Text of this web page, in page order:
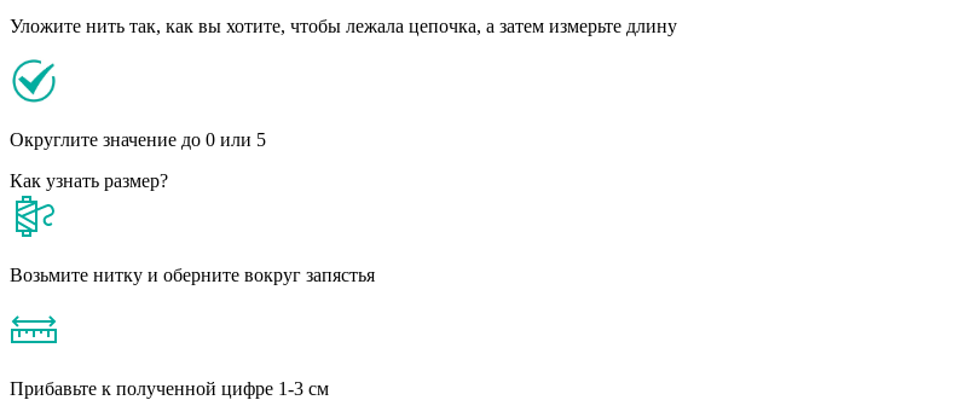
Уложите нить так, как вы хотите, чтобы лежала цепочка, а затем измерьте длину
Округлите значение до 0 или 5
Как узнать размер?
Возьмите нитку и оберните вокруг запястья
Прибавьте к полученной цифре 1-3 см